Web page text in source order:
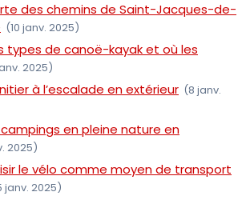
des chemins de Saint-Jacques-de-
(10 janv. 2025)
types de canoë-kayak et où les
2025)
à l’escalade en extérieur (8 janv.
en pleine nature en
2025)
le vélo comme moyen de transport
janv. 2025)